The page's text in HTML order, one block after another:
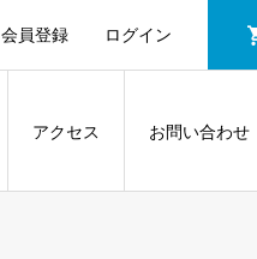
会員登録 ログイン
アクセス お問い合わせ